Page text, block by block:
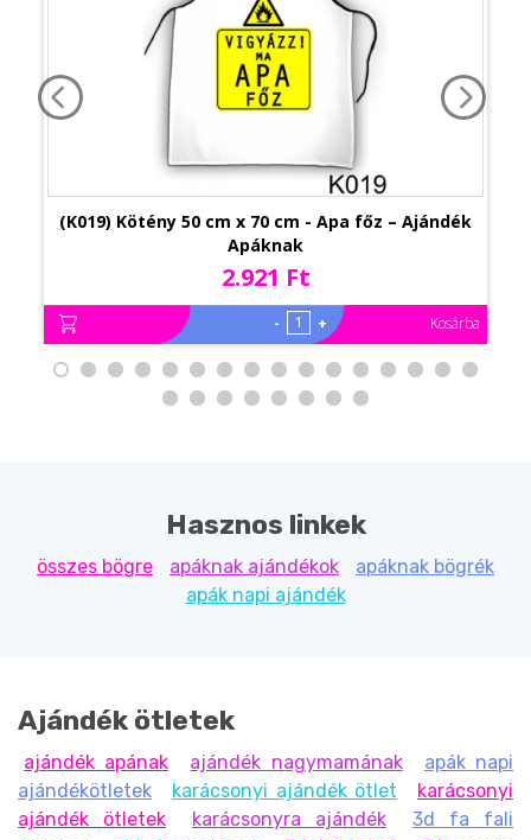
(K019) Kötény 50 cm x 70 cm - Apa főz – Ajándék
Apáknak
2.921 Ft
- + Kosárba
Hasznos linkek
összes bögre apáknak ajándékok
apáknak bögrék
apák napi ajándék
Ajándék ötletek
ajándék apának ajándék nagymamának
apák napi
ajándékötletek
karácsonyi ajándék ötlet
karácsonyi
ajándék ötletek
karácsonyra ajándék
3d fa fali